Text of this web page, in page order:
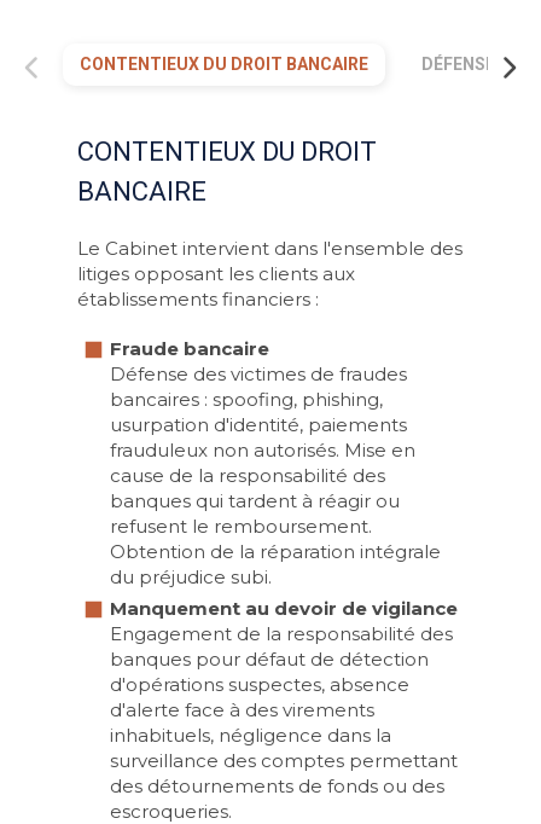
CONTENTIEUX DU DROIT BANCAIRE DÉFENSE
CONTENTIEUX DU DROIT
BANCAIRE
Le Cabinet intervient dans l'ensemble des
litiges opposant les clients aux
établissements financiers :
Fraude bancaire
Défense des victimes de fraudes
bancaires : spoofing, phishing,
usurpation d'identité, paiements
frauduleux non autorisés. Mise en
cause de la responsabilité des
banques qui tardent à réagir ou
refusent le remboursement.
Obtention de la réparation intégrale
du préjudice subi.
Manquement au devoir de vigilance
Engagement de la responsabilité des
banques pour défaut de détection
d'opérations suspectes, absence
d'alerte face à des virements
inhabituels, négligence dans la
surveillance des comptes permettant
des détournements de fonds ou des
escroqueries.